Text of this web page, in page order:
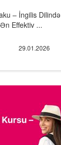
– İngilis Dilində
Effektiv ...
29.01.2026